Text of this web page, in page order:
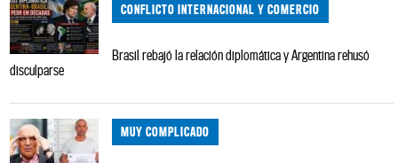
CONFLICTO INTERNACIONAL Y COMERCIO
Brasil rebajó la relación diplomática y Argentina rehusó
disculparse
MUY COMPLICADO